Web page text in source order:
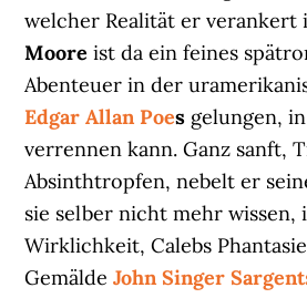
welcher Realität er verankert
Moore ist da ein feines
Abenteuer in der
Edgar Allan Poes gelungen,
verrennen kann. Ganz sanft,
Absinthtropfen, nebelt er
sie selber nicht mehr wissen,
Wirklichkeit, Calebs
GemäldeJohn Singer Sargent